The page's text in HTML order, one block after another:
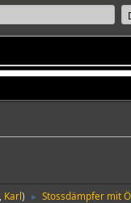
, Karl) ► Stossdämpfer mit